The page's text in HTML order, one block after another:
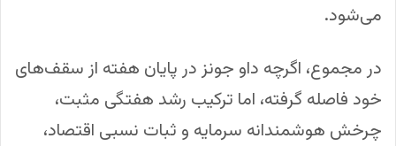
می‌شود.
در مجموع، اگرچه داو جونز در پایان هفته از سقف‌های
خود فاصله گرفته، اما ترکیب رشد هفتگی مثبت،
چرخش هوشمندانه سرمایه و ثبات نسبی اقتصاد،